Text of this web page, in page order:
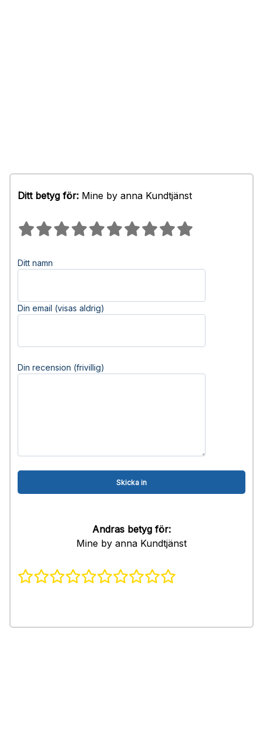
Ditt betyg för: Mine by anna Kundtjänst
Ditt namn
Din email (visas aldrig)
Din recension (frivillig)
Andras betyg för:
Mine by anna Kundtjänst